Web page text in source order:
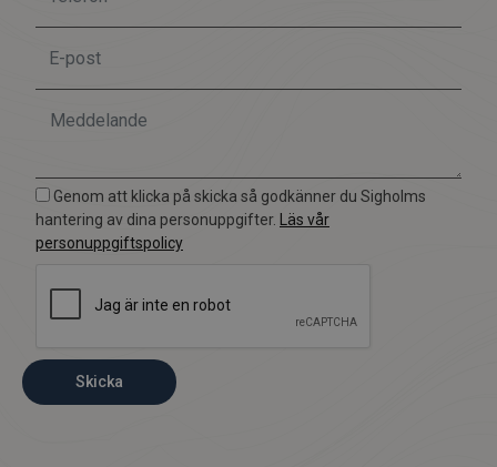
Genom att klicka på skicka så godkänner du Sigholms
hantering av dina personuppgifter. Läs vår
personuppgiftspolicy
Skicka